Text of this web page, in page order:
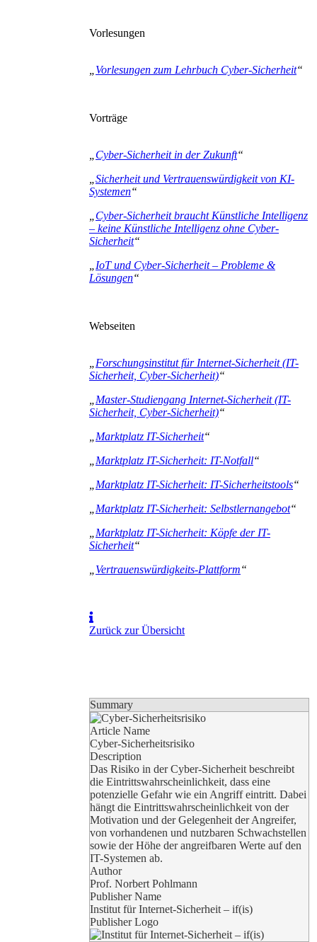
Vorlesungen
Vorlesungen zum Lehrbuch Cyber-Sicherheit“
Vorträge
Cyber-Sicherheit in der Zukunft“
Sicherheit und Vertrauenswürdigkeit von KI-
Systemen“
Cyber-Sicherheit braucht Künstliche Intelligenz
– keine Künstliche Intelligenz ohne Cyber-
Sicherheit“
IoT und Cyber-Sicherheit – Probleme &
Lösungen“
Webseiten
Forschungsinstitut für Internet-Sicherheit (IT-
Sicherheit, Cyber-Sicherheit)“
Master-Studiengang Internet-Sicherheit (IT-
Sicherheit, Cyber-Sicherheit)“
Marktplatz IT-Sicherheit“
Marktplatz IT-Sicherheit: IT-Notfall“
Marktplatz IT-Sicherheit: IT-Sicherheitstools“
Marktplatz IT-Sicherheit: Selbstlernangebot“
Marktplatz IT-Sicherheit: Köpfe der IT-
Sicherheit“
Vertrauenswürdigkeits-Plattform“
Zurück zur Übersicht
Summary
Article Name
Cyber-Sicherheitsrisiko
Description
Das Risiko in der Cyber-Sicherheit beschreibt
die Eintrittswahrscheinlichkeit, dass eine
potenzielle Gefahr wie ein Angriff eintritt. Dabei
hängt die Eintrittswahrscheinlichkeit von der
Motivation und der Gelegenheit der Angreifer,
von vorhandenen und nutzbaren Schwachstellen
sowie der Höhe der angreifbaren Werte auf den
IT-Systemen ab.
Author
Prof. Norbert Pohlmann
Publisher Name
Institut für Internet-Sicherheit – if(is)
Publisher Logo